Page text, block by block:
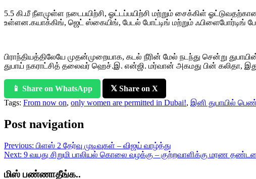
5.5 கி.மீ நீளமுள்ள நடைபயிற்சி, ஓட்டப்பயிற்சி மற்றும் சைக்கிள்
உள்ளன.கயாக்கிங், ஜெட் ஸ்கையிங், பேடல் போட்டிங் மற்றும் ஃபிளைபோர்டிங்
பிராந்தியத்திலேயே முதன்முறையாக, கடல் நீரின் மேல் நடந்து சென்று
துபாய் நகராட்சித் தலைவர் ஹெச்.இ. என்ஜி. மர்வான் அகமது பின் கலிதா,
📱 Share on WhatsApp
𝕏 Share on X
Tags: From now on, only women are permitted in Dubai!, இனி துபாயில்
Post navigation
Previous: பிளஸ் 2 தேர்வு முடிவுகள் – விஜய் வாழ்த்து
Next: 9 வயது சிறுமி பாலியல் கொலை வழக்கு – குற்றவாளிக்கு மரண
மிஸ் பண்ணாதீங்க..